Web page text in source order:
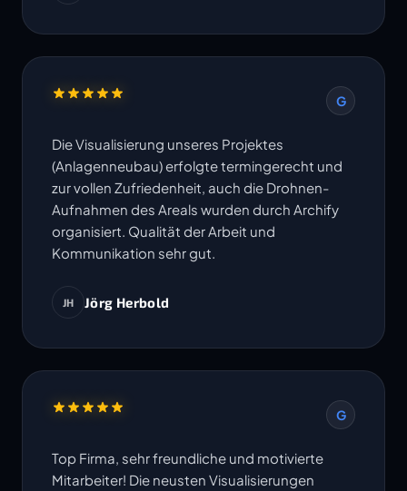
G
Die Visualisierung unseres Projektes
(Anlagenneubau) erfolgte termingerecht und
zur vollen Zufriedenheit, auch die Drohnen-
Aufnahmen des Areals wurden durch Archify
organisiert. Qualität der Arbeit und
Kommunikation sehr gut.
JH Jörg Herbold
G
Top Firma, sehr freundliche und motivierte
Mitarbeiter! Die neusten Visualisierungen